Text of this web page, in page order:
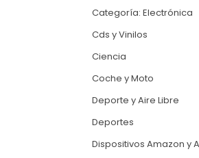
Categoría: Electrónica
Cds y Vinilos
Ciencia
Coche y Moto
Deporte y Aire Libre
Deportes
Dispositivos Amazon y